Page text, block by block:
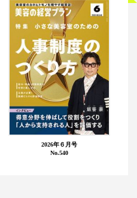
2026年６月号
No.540